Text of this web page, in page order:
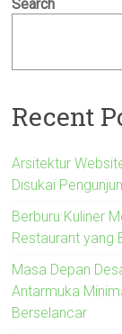
Search
Recent
Arsitektur
Disukai
Berburu Kuliner
Restaurant yang
Masa Depan
Antarmuka
Berselancar